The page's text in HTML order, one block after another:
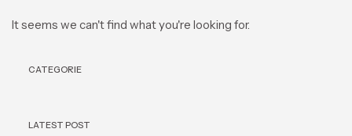
It seems we can't find what you're looking for.
CATEGORIE
LATEST POST